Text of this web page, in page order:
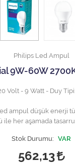
Philips Led Ampul
9W-60W
Volt - 9 Watt - Duy
ampul düşük enerji
ile her aşamada
Stok Durumu: VAR
562,13